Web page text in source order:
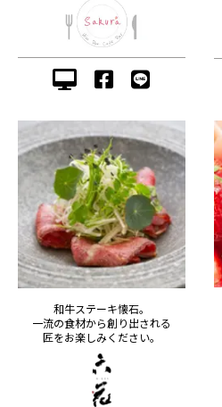
和牛ステーキ懐石。
一流の食材から創り出される
匠をお楽しみください。